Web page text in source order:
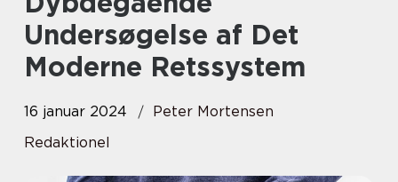
Undersøgelse af Det
Moderne Retssystem
16 januar 2024
Peter Mortensen
Redaktionel